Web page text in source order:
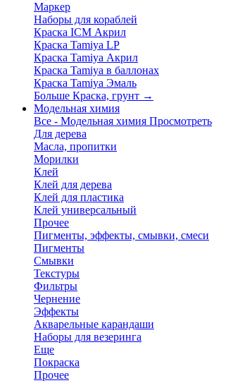
Маркер
Наборы для кораблей
Краска ICM Акрил
Краска Tamiya LP
Краска Tamiya Акрил
Краска Tamiya в баллонах
Краска Tamiya Эмаль
Больше Краска, грунт →
Модельная химия
Все - Модельная химия Просмотреть
Для дерева
Масла, пропитки
Морилки
Клей
Клей для дерева
Клей для пластика
Клей универсальный
Прочее
Пигменты, эффекты, смывки, смеси
Пигменты
Смывки
Текстуры
Фильтры
Чернение
Эффекты
Акварельные карандаши
Наборы для везеринга
Еще
Покраска
Прочее